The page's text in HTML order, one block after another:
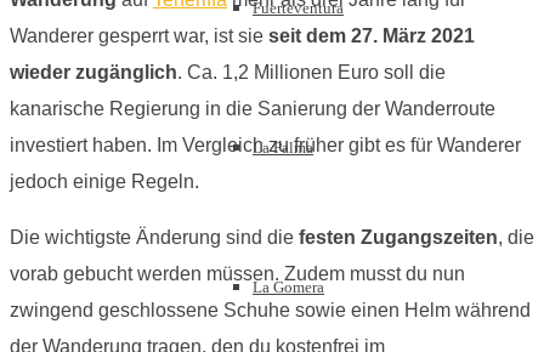
Fuerteventura
La Palma
La Gomera
Wanderer gesperrt war, ist sie seit dem 27. März 2021
wieder zugänglich. Ca. 1,2 Millionen Euro soll die
kanarische Regierung in die Sanierung der Wanderroute
investiert haben. Im Vergleich zu früher gibt es für Wanderer
jedoch einige Regeln.
Die wichtigste Änderung sind die festen Zugangszeiten, die
vorab gebucht werden müssen. Zudem musst du nun
zwingend geschlossene Schuhe sowie einen Helm während
der Wanderung tragen, den du kostenfrei im